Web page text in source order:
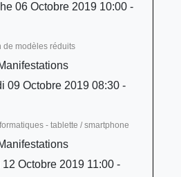
06 Octobre 2019 10:00 -
de modèles réduits
09 Octobre 2019 08:30 -
- tablette / smartphone
Octobre 2019 11:00 -